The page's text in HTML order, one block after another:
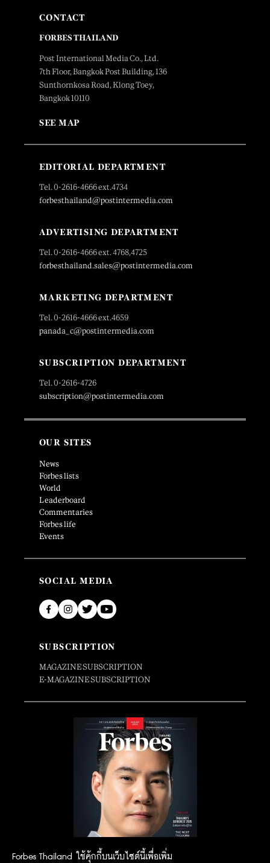
Forbes Thailand ใช้คุ้กกี้บนเว็บไซต์นี้เพื่อเพิ่ม
CONTACT
FORBES THAILAND
Post International Media Co., Ltd.
7th Floor, Bangkok Post Building, 136
Sunthornkosa Road, Klong Toey,
Bangkok 10110
SEE MAP
EDITORIAL DEPARTMENT
Tel. 0-2616-4666 ext.4734
forbesthailand@postintermedia.com
ADVERTISING DEPARTMENT
Tel. 0-2616-4666 ext. 4768,4725
forbesthailand.sales@postintermedia.com
MARKETING DEPARTMENT
Tel. 0-2616-4666 ext.4659
panada_c@postintermedia.com
SUBSCRIPTION DEPARTMENT
Tel. 0-2616-4726
subscription@postintermedia.com
OUR SITES
News
Forbes lists
World
Leaderboard
Commentaries
Forbes life
Events
SOCIAL MEDIA
SUBSCRIPTION
MAGAZINE SUBSCRIPTION
E-MAGAZINE SUBSCRIPTION